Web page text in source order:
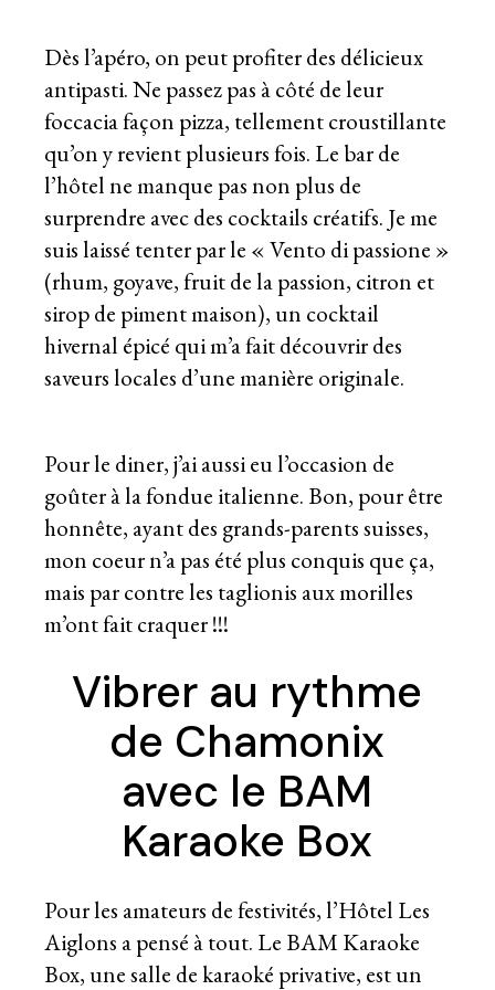
Dès l’apéro, on peut profiter des délicieux
antipasti. Ne passez pas à côté de leur
foccacia façon pizza, tellement croustillante
qu’on y revient plusieurs fois. Le bar de
l’hôtel ne manque pas non plus de
surprendre avec des cocktails créatifs. Je me
suis laissé tenter par le « Vento di passione »
(rhum, goyave, fruit de la passion, citron et
sirop de piment maison), un cocktail
hivernal épicé qui m’a fait découvrir des
saveurs locales d’une manière originale.
Pour le diner, j’ai aussi eu l’occasion de
goûter à la fondue italienne. Bon, pour être
honnête, ayant des grands-parents suisses,
mon coeur n’a pas été plus conquis que ça,
mais par contre les taglionis aux morilles
m’ont fait craquer !!!
Vibrer au rythme
de Chamonix
avec le BAM
Karaoke Box
Pour les amateurs de festivités, l’Hôtel Les
Aiglons a pensé à tout. Le BAM Karaoke
Box, une salle de karaoké privative, est un